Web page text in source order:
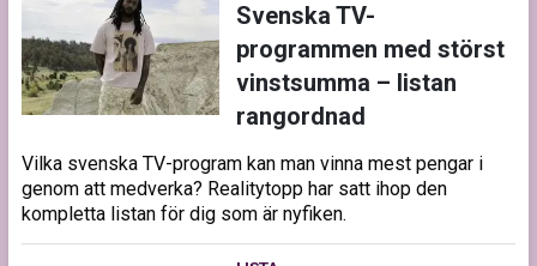
Svenska TV-
programmen med störst
vinstsumma – listan
rangordnad
Vilka svenska TV-program kan man vinna mest pengar i
genom att medverka? Realitytopp har satt ihop den
kompletta listan för dig som är nyfiken.